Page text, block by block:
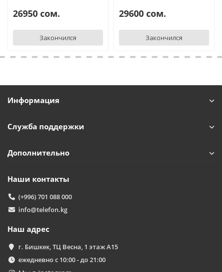
26950 сом.
Закончился
29600 сом.
Закончился
Информация
Служба поддержки
Дополнительно
Наши контакты
(+996) 701 088 000
info@telefon.kg
Наш адрес
г. Бишкек, ТЦ Весна, 1 этаж А15
ежедневно с 10:00 - до 21:00